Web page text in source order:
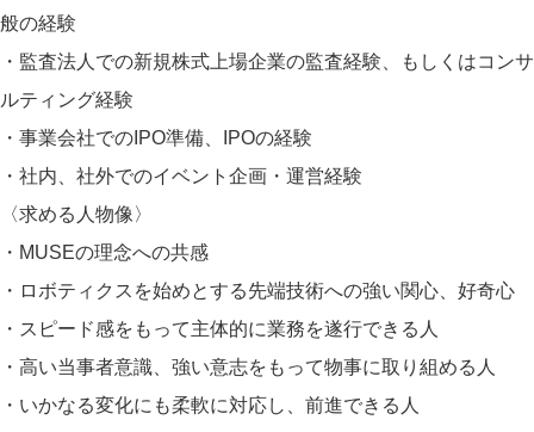
般の経験
・監査法人での新規株式上場企業の監査経験、もしくはコンサ
ルティング経験
・事業会社でのIPO準備、IPOの経験
・社内、社外でのイベント企画・運営経験
〈求める人物像〉
・MUSEの理念への共感
・ロボティクスを始めとする先端技術への強い関心、好奇心
・スピード感をもって主体的に業務を遂行できる人
・高い当事者意識、強い意志をもって物事に取り組める人
・いかなる変化にも柔軟に対応し、前進できる人